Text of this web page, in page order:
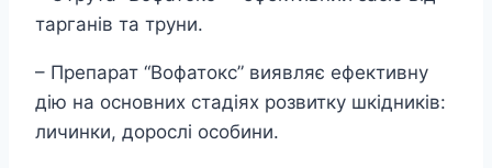
тарганів та труни.
– Препарат “Вофатокс” виявляє ефективну
дію на основних стадіях розвитку шкідників:
личинки, дорослі особини.